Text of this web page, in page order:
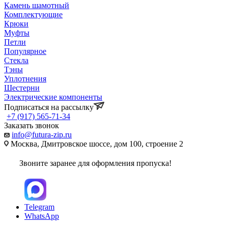
Камень шамотный
Комплектующие
Крюки
Муфты
Петли
Популярное
Стекла
Тэны
Уплотнения
Шестерни
Электрические компоненты
Подписаться на рассылку
+7 (917) 565-71-34
Заказать звонок
info@futura-zip.ru
Москва, Дмитровское шоссе, дом 100, строение 2
Звоните заранее для оформления пропуска!
Telegram
WhatsApp